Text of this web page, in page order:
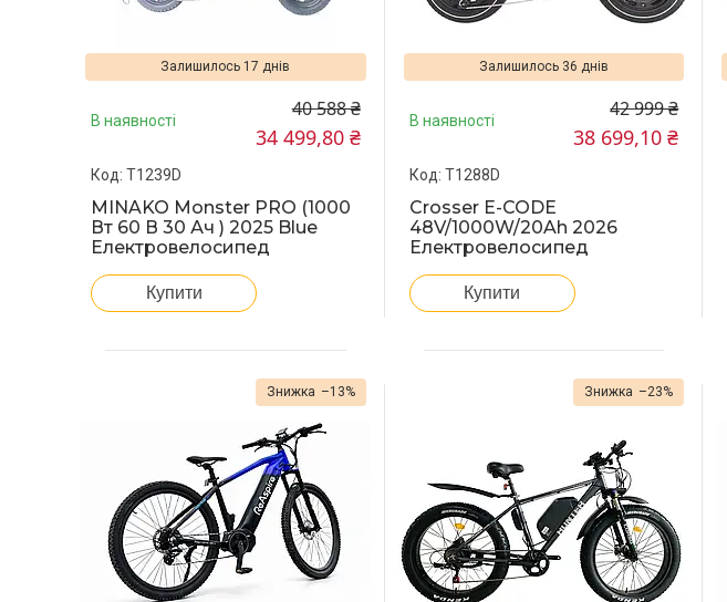
Залишилось 17 днів
В наявності 40 588 ₴
34 499,80 ₴
T1239D
MINAKO Monster PRO (1000
Вт 60 В 30 Ач ) 2025 Blue
Електровелосипед
Купити
Залишилось 36 днів
В наявності 42 999 ₴
38 699,10 ₴
T1288D
Crosser E-CODE
48V/1000W/20Ah 2026
Електровелосипед
Купити
–13% –23%